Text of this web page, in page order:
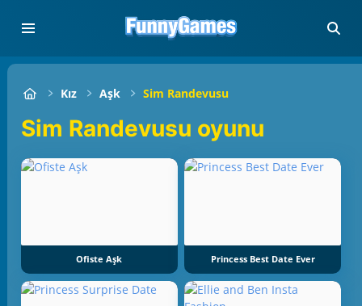
Kız Aşk Sim Randevusu
Sim Randevusu oyunu
Ofiste Aşk Princess Best Date Ever